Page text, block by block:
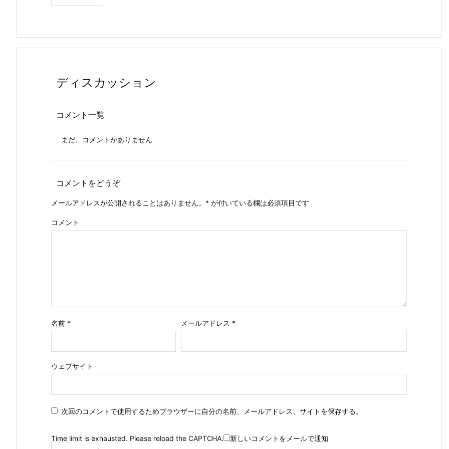
ディスカッション
コメント一覧
まだ、コメントがありません
コメントをどうぞ
メールアドレスが公開されることはありません。 * が付いている欄は必須項目です
コメント
名前 * メールアドレス *
ウェブサイト
次回のコメントで使用するためブラウザーに自分の名前、メールアドレス、サイトを保存する。
Time limit is exhausted. Please reload the CAPTCHA.
新しいコメントをメールで通知